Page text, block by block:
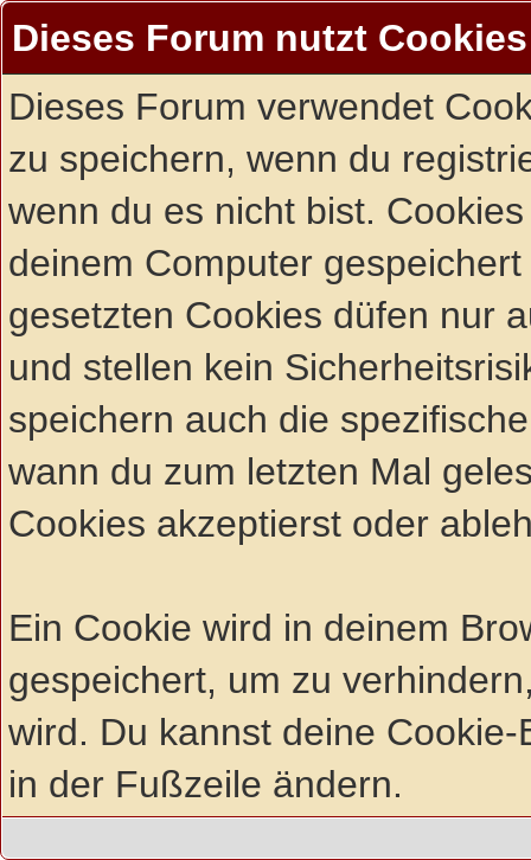
Dieses Forum nutzt Cookies
Dieses Forum verwendet
zu speichern, wenn du
wenn du es nicht bist.
deinem Computer
gesetzten Cookies düfen nur
und stellen kein
speichern auch die
wann du zum letzten Mal
Cookies akzeptierst oder
Ein Cookie wird in deinem
gespeichert, um zu
wird. Du kannst deine
in der Fußzeile ändern.